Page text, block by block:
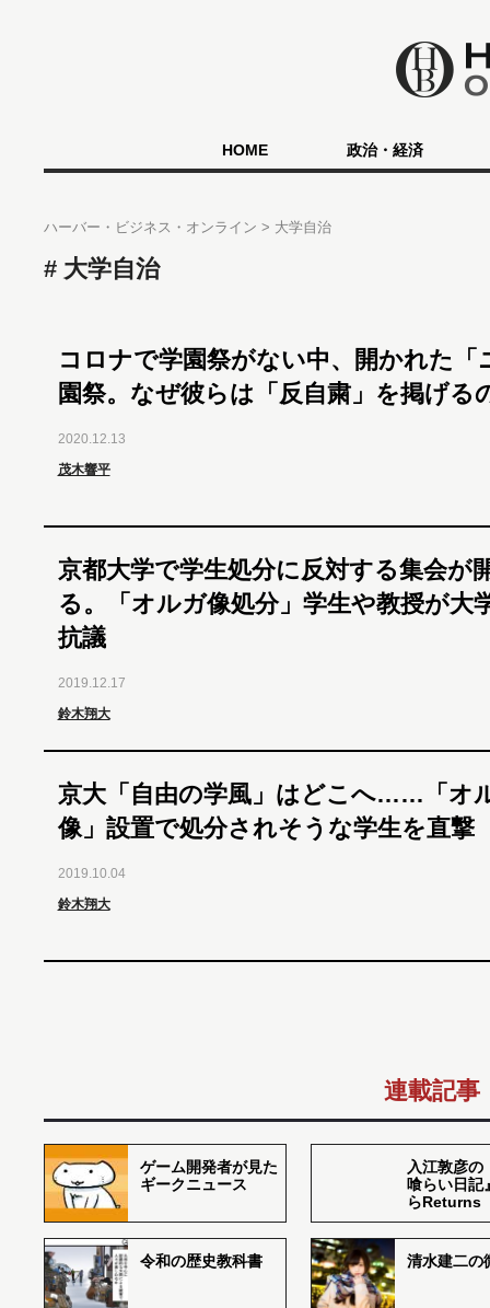
HOME 政治・経済
ハーバー・ビジネス・オンライン 大学自治
大学自治
コロナで学園祭がない中、開かれた「
園祭。なぜ彼らは「反自粛」を掲げる
2020.12.13
茂木響平
京都大学で学生処分に反対する集会が
る。「オルガ像処分」学生や教授が大
抗議
2019.12.17
鈴木翔大
京大「自由の学風」はどこへ……「オ
像」設置で処分されそうな学生を直撃
2019.10.04
鈴木翔大
連載記事
ゲーム開発者が見た
ギークニュース
入江敦彦の
喰らい日記
らReturns
令和の歴史教科書 清水建二の